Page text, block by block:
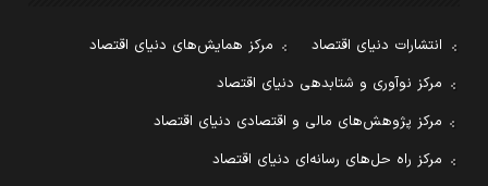
انتشارات دنیای اقتصاد
مرکز همایش‌های دنیای اقتصاد
مرکز نوآوری و شتابدهی دنیای اقتصاد
مرکز پژوهش‌های مالی و اقتصادی دنیای اقتصاد
مرکز راه حل‌های رسانه‌ای دنیای اقتصاد